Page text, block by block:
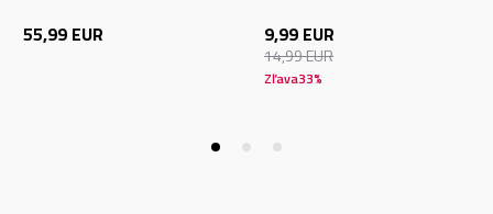
55,99 EUR 9,99 EUR
14,99EUR
Zľava33%